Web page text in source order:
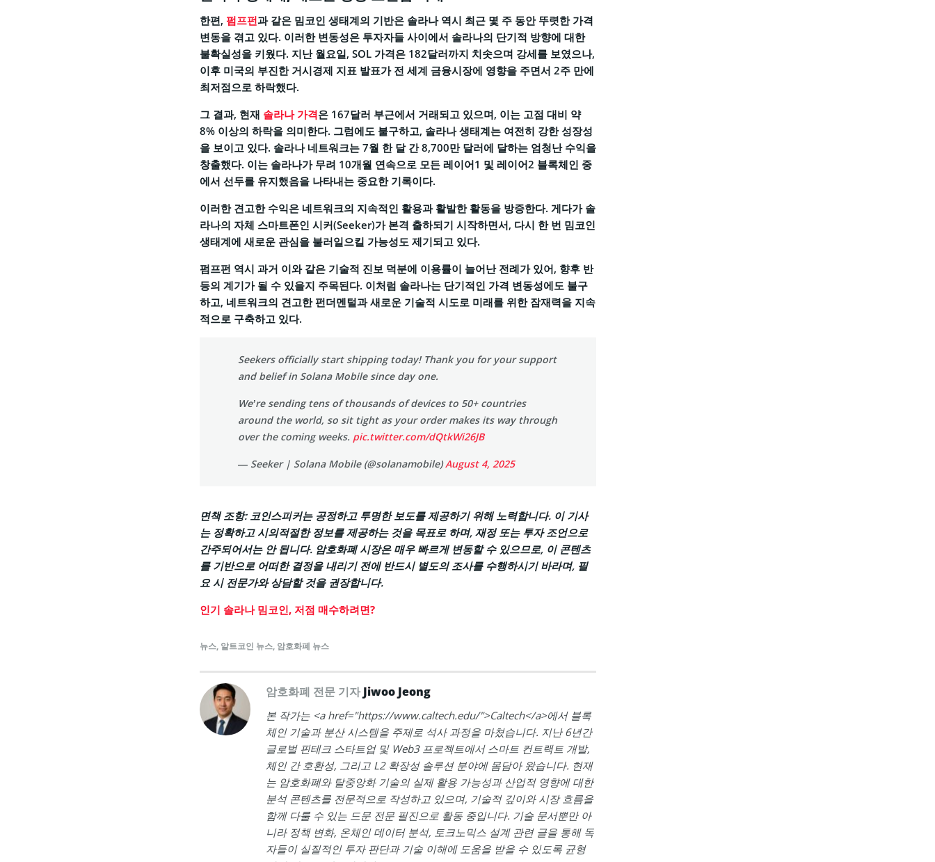
한편, 펌프펀과 같은 밈코인 생태계의 기반은 솔라나 역시 최근 몇 주 동안 뚜렷한 가격
변동을 겪고 있다. 이러한 변동성은 투자자들 사이에서 솔라나의 단기적 방향에 대한
불확실성을 키웠다. 지난 월요일, SOL 가격은 182달러까지 치솟으며 강세를 보였으나,
이후 미국의 부진한 거시경제 지표 발표가 전 세계 금융시장에 영향을 주면서 2주 만에
최저점으로 하락했다.
그 결과, 현재 솔라나 가격은 167달러 부근에서 거래되고 있으며, 이는 고점 대비 약
8% 이상의 하락을 의미한다. 그럼에도 불구하고, 솔라나 생태계는 여전히 강한 성장성
을 보이고 있다. 솔라나 네트워크는 7월 한 달 간 8,700만 달러에 달하는 엄청난 수익을
창출했다. 이는 솔라나가 무려 10개월 연속으로 모든 레이어1 및 레이어2 블록체인 중
에서 선두를 유지했음을 나타내는 중요한 기록이다.
이러한 견고한 수익은 네트워크의 지속적인 활용과 활발한 활동을 방증한다. 게다가 솔
라나의 자체 스마트폰인 시커(Seeker)가 본격 출하되기 시작하면서, 다시 한 번 밈코인
생태계에 새로운 관심을 불러일으킬 가능성도 제기되고 있다.
펌프펀 역시 과거 이와 같은 기술적 진보 덕분에 이용률이 늘어난 전례가 있어, 향후 반
등의 계기가 될 수 있을지 주목된다. 이처럼 솔라나는 단기적인 가격 변동성에도 불구
하고, 네트워크의 견고한 펀더멘털과 새로운 기술적 시도로 미래를 위한 잠재력을 지속
적으로 구축하고 있다.
Seekers officially start shipping today! Thank you for your support
and belief in Solana Mobile since day one.
We’re sending tens of thousands of devices to 50+ countries
around the world, so sit tight as your order makes its way through
over the coming weeks. pic.twitter.com/dQtkWi26JB
— Seeker | Solana Mobile (@solanamobile)August 4, 2025
면책 조항: 코인스피커는 공정하고 투명한 보도를 제공하기 위해 노력합니다. 이 기사
는 정확하고 시의적절한 정보를 제공하는 것을 목표로 하며, 재정 또는 투자 조언으로
간주되어서는 안 됩니다. 암호화폐 시장은 매우 빠르게 변동할 수 있으므로, 이 콘텐츠
를 기반으로 어떠한 결정을 내리기 전에 반드시 별도의 조사를 수행하시기 바라며, 필
요 시 전문가와 상담할 것을 권장합니다.
인기 솔라나 밈코인, 저점 매수하려면?
뉴스, 알트코인 뉴스, 암호화폐 뉴스
암호화폐 전문 기자Jiwoo Jeong
본 작가는 <a href="https://www.caltech.edu/">Caltech</a>에서 블록
체인 기술과 분산 시스템을 주제로 석사 과정을 마쳤습니다. 지난 6년간
글로벌 핀테크 스타트업 및 Web3 프로젝트에서 스마트 컨트랙트 개발,
체인 간 호환성, 그리고 L2 확장성 솔루션 분야에 몸담아 왔습니다. 현재
는 암호화폐와 탈중앙화 기술의 실제 활용 가능성과 산업적 영향에 대한
분석 콘텐츠를 전문적으로 작성하고 있으며, 기술적 깊이와 시장 흐름을
함께 다룰 수 있는 드문 전문 필진으로 활동 중입니다. 기술 문서뿐만 아
니라 정책 변화, 온체인 데이터 분석, 토크노믹스 설계 관련 글을 통해 독
자들이 실질적인 투자 판단과 기술 이해에 도움을 받을 수 있도록 균형